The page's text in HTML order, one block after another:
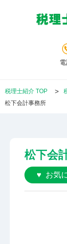
税理士紹介 TOP
松下会計事務所
松下会
お気